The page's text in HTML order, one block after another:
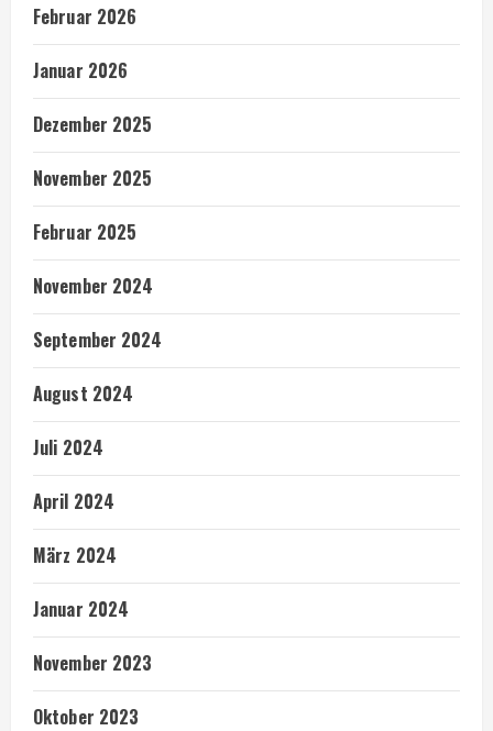
Februar 2026
Januar 2026
Dezember 2025
November 2025
Februar 2025
November 2024
September 2024
August 2024
Juli 2024
April 2024
März 2024
Januar 2024
November 2023
Oktober 2023